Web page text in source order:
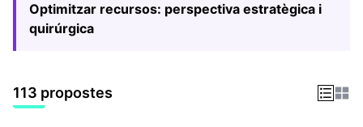
Optimitzar recursos: perspectiva estratègica i
quirúrgica
113 propostes